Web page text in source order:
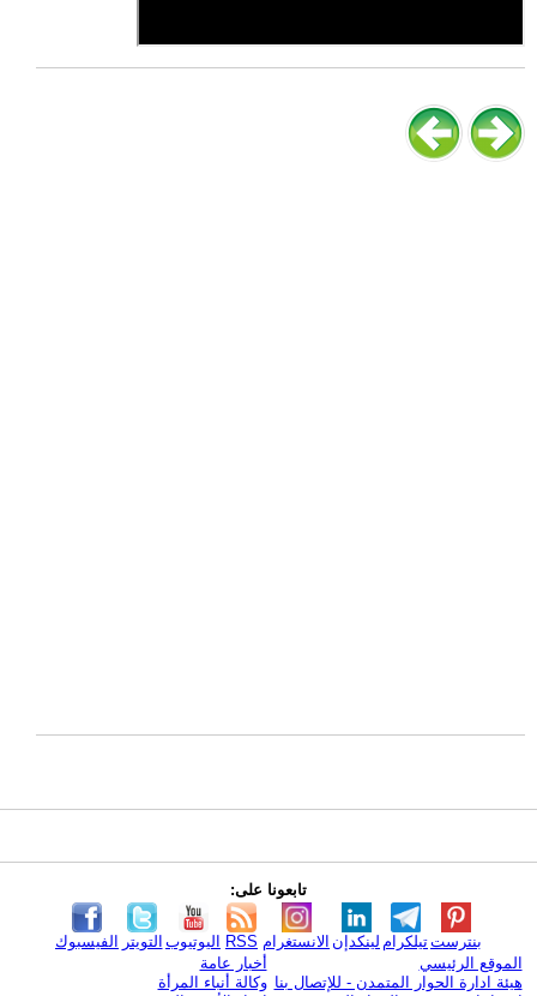
تابعونا على:
الفيسبوك التويتر اليوتيوب RSS الانستغرام لينكدإن تيلكرامبنترست
الموقع الرئيسي
هيئة ادارة الحوار المتمدن - للإتصال بنا
أخبار عامة
وكالة أنباء المرأة